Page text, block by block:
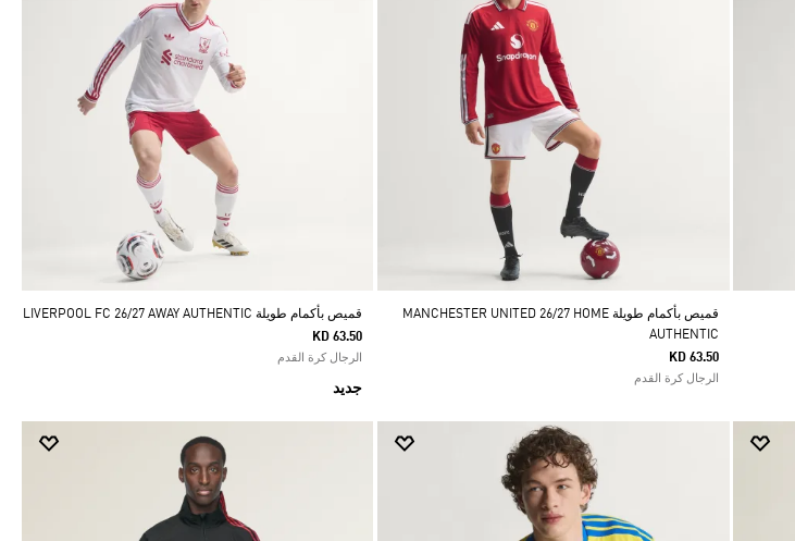
قميص بأكمام طويلة MANCHESTER UNITED 26/27 HOME
AUTHENTIC
KD 63.50
الرجال كرة القدم
قميص بأكمام طويلة LIVERPOOL FC 26/27 AWAY AUTHENTIC
KD 63.50
الرجال كرة القدم
جديد